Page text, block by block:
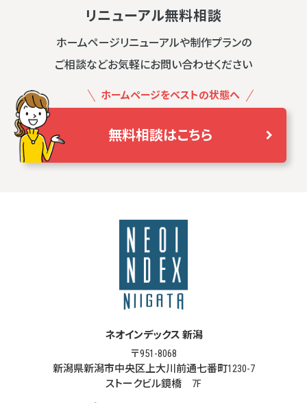
リニューアル無料相談
ホームページリニューアルや制作プランの
ご相談などお気軽にお問い合わせください
ホームページをベストの状態へ
無料相談はこちら
ネオインデックス 新潟
〒951-8068
新潟県新潟市中央区上大川前通七番町1230-7
ストークビル鏡橋 7F